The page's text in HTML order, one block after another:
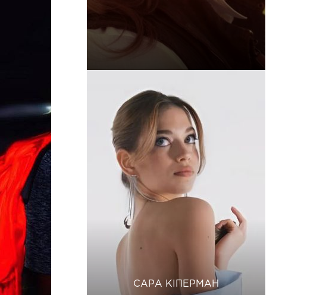
САРА КІПЕРМАН